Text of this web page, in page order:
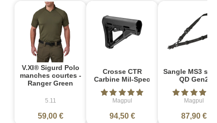
V.XI® Sigurd Polo
manches courtes -
Ranger Green
5.11
59,00 €
Crosse CTR
Carbine Mil-Spec
Magpul
94,50 €
Sangle MS3
QD Gen2
Magpul
87,90 €